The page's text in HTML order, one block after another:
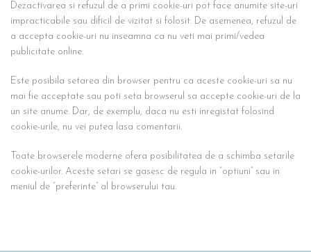
Dezactivarea si refuzul de a primi cookie-uri pot face anumite site-uri
impracticabile sau dificil de vizitat si folosit. De asemenea, refuzul de
a accepta cookie-uri nu inseamna ca nu veti mai primi/vedea
publicitate online.
Este posibila setarea din browser pentru ca aceste cookie-uri sa nu
mai fie acceptate sau poti seta browserul sa accepte cookie-uri de la
un site anume. Dar, de exemplu, daca nu esti inregistat folosind
cookie-urile, nu vei putea lasa comentarii.
Toate browserele moderne ofera posibilitatea de a schimba setarile
cookie-urilor. Aceste setari se gasesc de regula in “optiuni” sau in
meniul de “preferinte” al browserului tau.